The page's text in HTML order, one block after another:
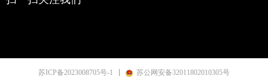
苏ICP备2023008705号-1 苏公网安备32011802010305号